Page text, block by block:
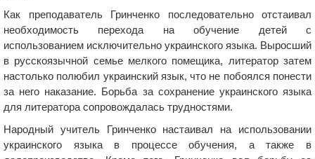
Как преподаватель Гринченко последовательно отстаивал
необходимость перехода на обучение детей с
использованием исключительно украинского языка. Выросший
в русскоязычной семье мелкого помещика, литератор затем
настолько полюбил украинский язык, что не побоялся понести
за него наказание. Борьба за сохранение украинского языка
для литератора сопровождалась трудностями.
Народный учитель Гринченко настаивал на использовании
украинского языка в процессе обучения, а также в